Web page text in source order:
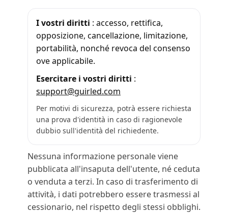
I vostri diritti : accesso, rettifica,
opposizione, cancellazione, limitazione,
portabilità, nonché revoca del consenso
ove applicabile.
Esercitare i vostri diritti :
support@guirled.com
Per motivi di sicurezza, potrà essere richiesta
una prova d'identità in caso di ragionevole
dubbio sull'identità del richiedente.
Nessuna informazione personale viene
pubblicata all'insaputa dell'utente, né ceduta
o venduta a terzi. In caso di trasferimento di
attività, i dati potrebbero essere trasmessi al
cessionario, nel rispetto degli stessi obblighi.